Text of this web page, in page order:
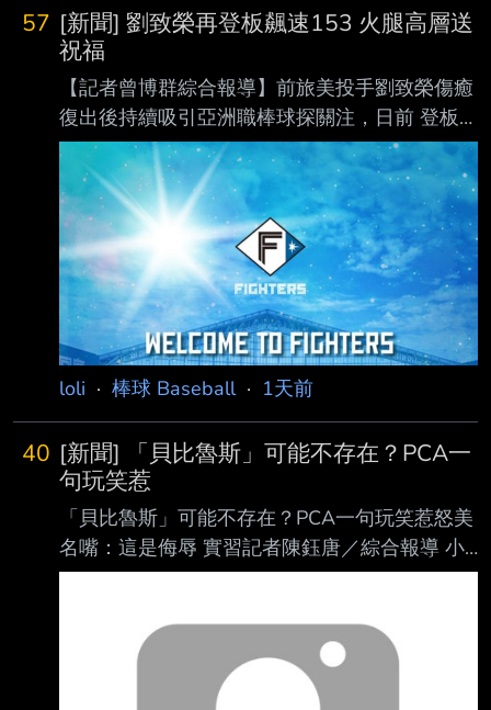
57 [新聞] 劉致榮再登板飆速153 火腿高層送
祝福
【記者曾博群綜合報導】前旅美投手劉致榮傷癒
復出後持續吸引亞洲職棒球探關注，日前 登板
時便有日、韓職多支球隊派員到場觀察，據了解
昨日再度登板，根據現場球探測速， 劉致榮最
快球速達153公里，展現復健後逐步找回球威的
跡象。 劉致榮目前隨著亞運培訓隊移訓，據了
解，近期到場且持續關注的日職球隊包括阪神
虎、 日本火腿鬥士及東北樂天金鷲以及養樂
多；韓職則有樂天巨人等球隊派員到場，顯示劉
致 榮的復出進 度備受亞洲職棒關注。 其中，日
本火腿球團高層岩本賢一表示，球隊確實有在觀
一路
loli · 棒球 Baseball· 1天前
40 [新聞] 「貝比魯斯」可能不存在？PCA一
句玩笑惹
「貝比魯斯」可能不存在？PCA一句玩笑惹怒美
名嘴：這是侮辱 實習記者陳鈺唐／綜合報導 小
熊明星外野手「PCA」阿姆斯壯（Pete Crow-
目中被提及「棒球之神」貝比魯斯（Babe
Ruth）可能根本不存在的荒謬陰謀論時，不但
沒有立即否認，還以玩笑口吻回應「也許」、